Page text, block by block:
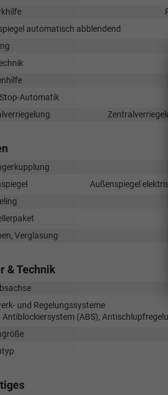
automatisch abblendend
Automatik
Außenspiegel
Verglasung
& Technik
und Regelungssysteme
Antiblockiersystem (ABS),